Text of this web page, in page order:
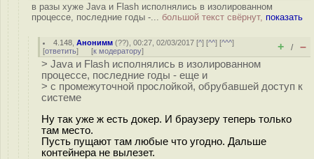
в разы хуже Java и Flash исполнялись в изолированном
процессе, последние годы -... большой текст свёрнут, показать
4.148 ,Анонимм (??), 00:27, 02/03/2017 [^] [^^] [^^^]
[ответить] [к модератору] + / –
> Java и Flash исполнялись в изолированном
процессе, последние годы - еще и
> с промежуточной прослойкой, обрубавшей доступ к
системе
Ну так уже ж есть докер. И браузеру теперь только
там место.
Пусть пущают там любые что угодно. Дальше
контейнера не вылезет.